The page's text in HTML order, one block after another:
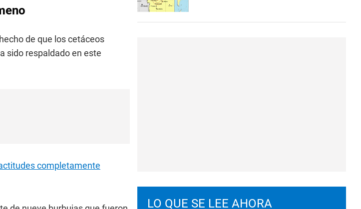
de que los cetáceos
sido respaldado en este
completamente
LO QUE SE LEE AHORA